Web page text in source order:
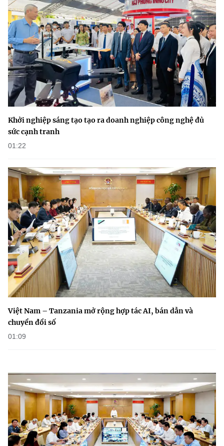
(Ghi rõ nguồn "https://mst.gov.vn" khi phát hành lại thông tin từ
website này)
Khởi nghiệp sáng tạo tạo ra doanh nghiệp công nghệ đủ
sức cạnh tranh
01:22
Việt Nam – Tanzania mở rộng hợp tác AI, bán dẫn và
chuyển đổi số
01:09